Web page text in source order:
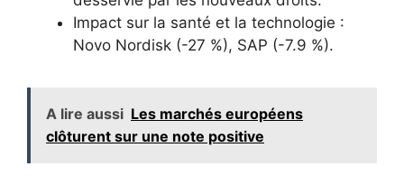
Impact sur la santé et la technologie :
Novo Nordisk (-27 %), SAP (-7.9 %).
A lire aussi Les marchés européens
clôturent sur une note positive